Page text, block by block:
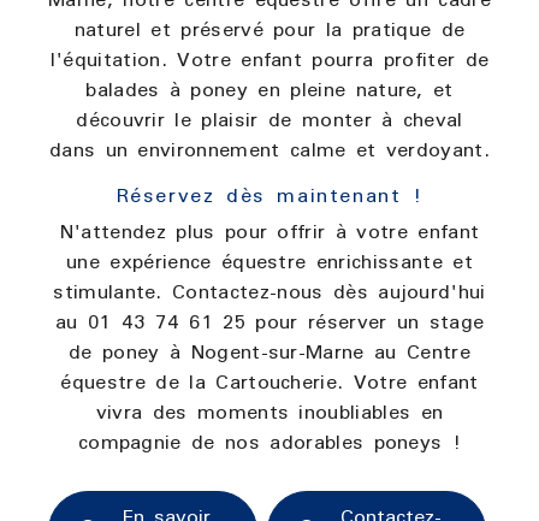
naturel et préservé pour la pratique de
l'équitation. Votre enfant pourra profiter de
balades à poney en pleine nature, et
découvrir le plaisir de monter à cheval
dans un environnement calme et verdoyant.
Réservez dès maintenant !
N'attendez plus pour offrir à votre enfant
une expérience équestre enrichissante et
stimulante. Contactez-nous dès aujourd'hui
au 01 43 74 61 25 pour réserver un stage
de poney à Nogent-sur-Marne au Centre
équestre de la Cartoucherie. Votre enfant
vivra des moments inoubliables en
compagnie de nos adorables poneys !